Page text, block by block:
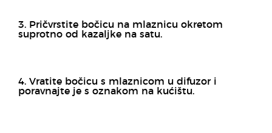
3. Pričvrstite bočicu na mlaznicu okretom
suprotno od kazaljke na satu.
4. Vratite bočicu s mlaznicom u difuzor i
poravnajte je s oznakom na kućištu.